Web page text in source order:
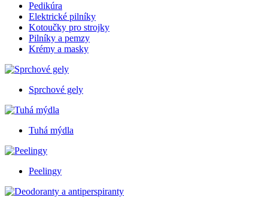
Pedikúra
Elektrické pilníky
Kotoučky pro strojky
Pilníky a pemzy
Krémy a masky
Sprchové gely
Tuhá mýdla
Peelingy